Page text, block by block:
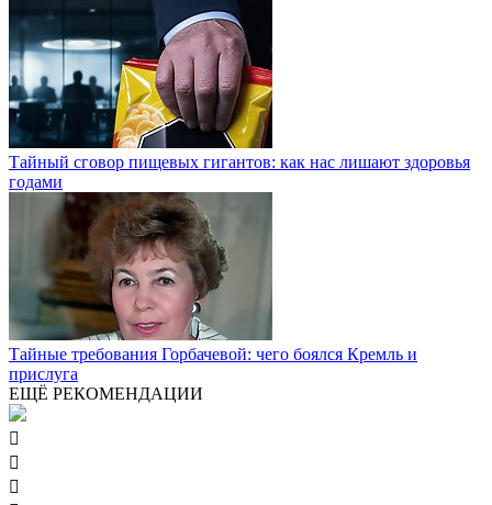
Тайный сговор пищевых гигантов: как нас лишают здоровья
годами
Тайные требования Горбачевой: чего боялся Кремль и
прислуга
ЕЩЁ РЕКОМЕНДАЦИИ


